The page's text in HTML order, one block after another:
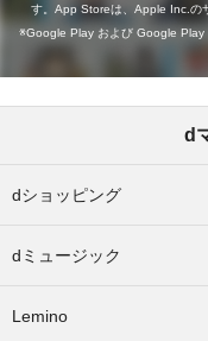
す。App Storeは、Apple Inc.の
Google Play および Google Play
d
dショッピング
dミュージック
Lemino